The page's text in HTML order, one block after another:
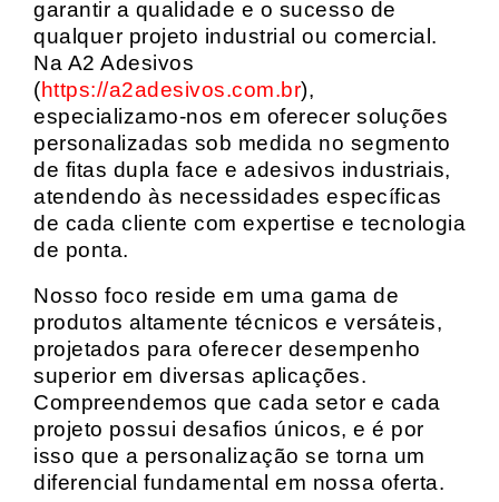
garantir a qualidade e o sucesso de
qualquer projeto industrial ou comercial.
Na A2 Adesivos
(https://a2adesivos.com.br),
especializamo-nos em oferecer soluções
personalizadas sob medida no segmento
de fitas dupla face e adesivos industriais,
atendendo às necessidades específicas
de cada cliente com expertise e tecnologia
de ponta.
Nosso foco reside em uma gama de
produtos altamente técnicos e versáteis,
projetados para oferecer desempenho
superior em diversas aplicações.
Compreendemos que cada setor e cada
projeto possui desafios únicos, e é por
isso que a personalização se torna um
diferencial fundamental em nossa oferta.